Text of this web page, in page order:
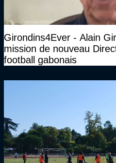
Girondins4Ever - Alain
mission de nouveau
football gabonais